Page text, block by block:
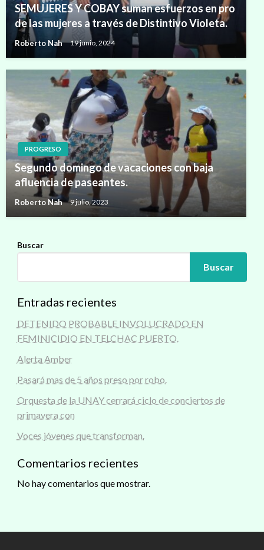
SEMUJERES Y COBAY suman esfuerzos en pro
de las mujeres a través de Distintivo Violeta.
Roberto Nah 19 junio, 2024
PROGRESO
Segundo domingo de vacaciones con baja
afluencia de paseantes.
Roberto Nah 9 julio, 2023
Buscar
Buscar
Entradas recientes
DETENIDO PROBABLE INVOLUCRADO EN
FEMINICIDIO EN TELCHAC PUERTO.
Alerta Amber
Pasará mas de 5 años preso por robo.
Orquesta de la UNAY cerrará ciclo de conciertos de
primavera con
Voces jóvenes que transforman.
Comentarios recientes
No hay comentarios que mostrar.